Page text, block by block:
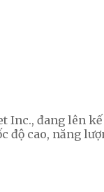
Inc., đang lên
cao, năng